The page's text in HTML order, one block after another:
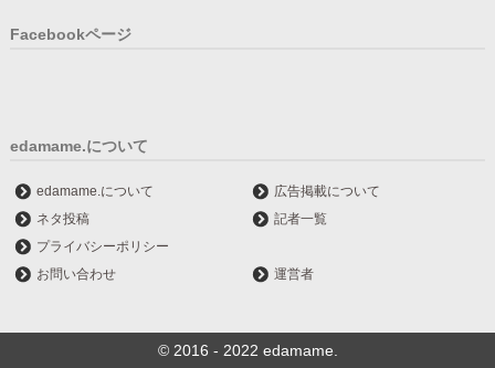
Facebookページ
edamame.について
edamame.について
広告掲載について
ネタ投稿
記者一覧
プライバシーポリシー
お問い合わせ
運営者
© 2016 - 2022 edamame.